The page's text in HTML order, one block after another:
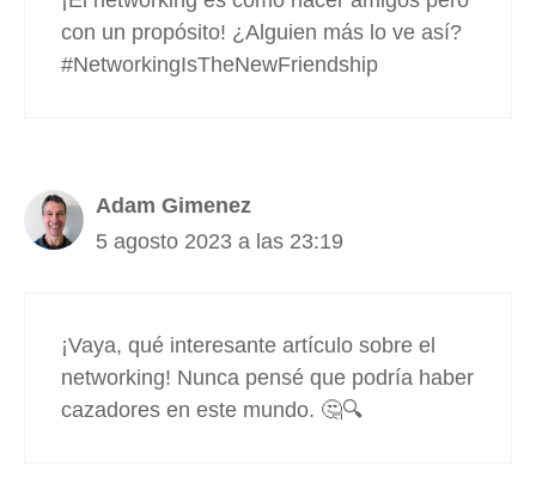
con un propósito! ¿Alguien más lo ve así?
#NetworkingIsTheNewFriendship
Adam Gimenez
5 agosto 2023 a las 23:19
¡Vaya, qué interesante artículo sobre el
networking! Nunca pensé que podría haber
cazadores en este mundo. 🤔🔍